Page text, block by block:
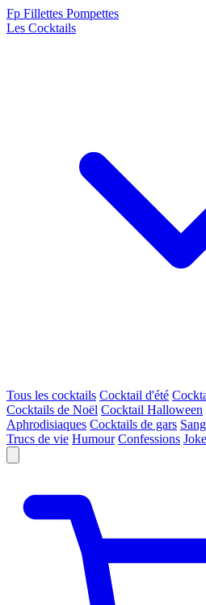
Fp Fillettes Pompettes
Les Cocktails
Tous les cocktails Cocktail d'été
Cocktails de Noël Cocktail Halloween
Aphrodisiaques Cocktails de gars
Trucs de vie Humour Confessions